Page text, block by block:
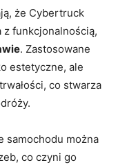
że Cybertruck
z funkcjonalnością,
. Zastosowane​
estetyczne, ale
‌co‍ stwarza
samochodu można
co czyni ⁣go